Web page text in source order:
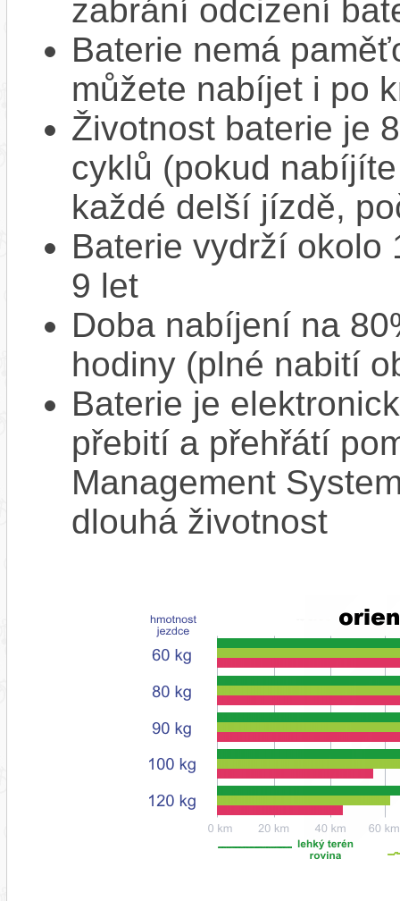
zabrání odcizení
Baterie nemá
můžete nabíjet i po
Životnost baterie je
cyklů (pokud
každé delší jízdě,
Baterie vydrží okolo
9 let
Doba nabíjení na
hodiny (plné nabití
Baterie je
přebití a přehřátí
Management
dlouhá životnost